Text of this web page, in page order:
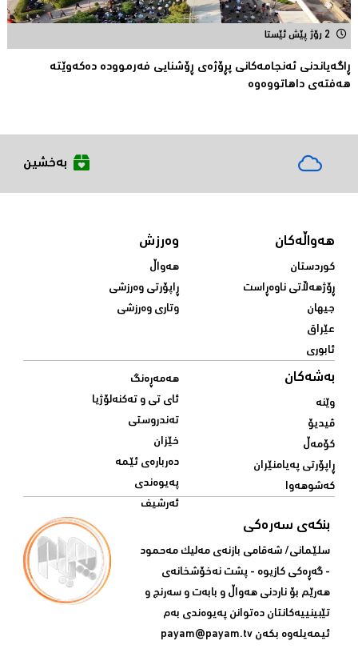
2 رۆژ پێش ئێستا
ڕاگەیاندنی ئەنجامەكانی پڕۆژەی ڕۆشنایی فەرموودە دەکەوێتە
هەفتەی داهاتووەوە
بەخشین
هەواڵەکان
کوردستان
ڕۆژهەڵاتی ناوەڕاست
جیهان
عێراق
ئابوری
وەرزش
هەواڵ
ڕاپۆرتی وەرزشی
وتاری وەرزشی
بەشەکان
وێنە
ڤیدیۆ
کۆمەڵ
ڕاپۆرتی پەیامنێران
کەشوهەوا
هەمەڕەنگ
ئای تی و تەکنەلۆژیا
تەندروستی
خێزان
دەربارەی ئێمە
پەیوەندی
ئەرشیف
بنکەی سەرەکی
سلێمانی/ شه‌قامی بازنه‌ی مه‌لیک مه‌حمود
- گه‌ڕه‌کی کازیوه‌ - پشت نه‌خۆشخانه‌ی‌
هه‌رێم بۆ ناردنی‌ هه‌واڵ و بابه‌ت و سه‌رنج و
تێبینییه‌كانتان ده‌توانن په‌یوه‌ندی‌ به‌م
ئیمه‌یله‌وه‌ بكه‌ن payam@payam.tv